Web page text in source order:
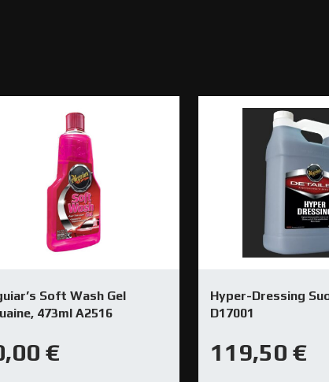
Soft Wash Gel
473ml A2516
€
Hyper-Dressing
D17001
119,50 €